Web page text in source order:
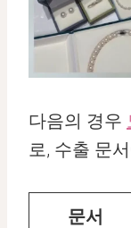
다음의 경우
로, 수출 문
문서